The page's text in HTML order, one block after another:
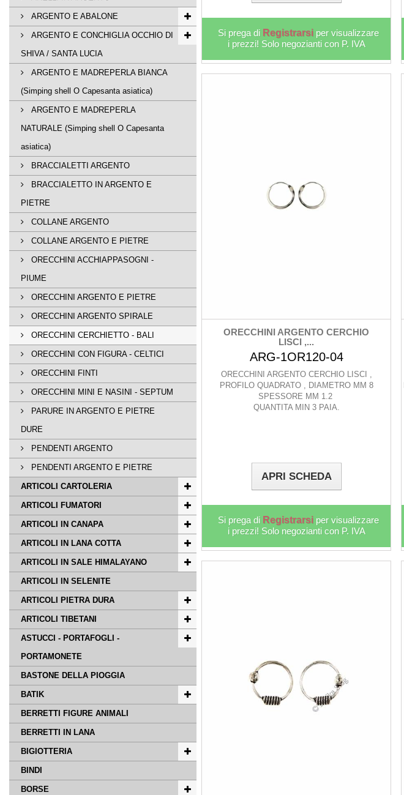
ARGENTO E ABALONE
ARGENTO E CONCHIGLIA OCCHIO DI
SHIVA / SANTA LUCIA
ARGENTO E MADREPERLA BIANCA
(Simping shell O Capesanta asiatica)
ARGENTO E MADREPERLA
NATURALE (Simping shell O Capesanta
asiatica)
BRACCIALETTI ARGENTO
BRACCIALETTO IN ARGENTO E
PIETRE
COLLANE ARGENTO
COLLANE ARGENTO E PIETRE
ORECCHINI ACCHIAPPASOGNI -
PIUME
ORECCHINI ARGENTO E PIETRE
ORECCHINI ARGENTO SPIRALE
ORECCHINI CERCHIETTO - BALI
ORECCHINI CON FIGURA - CELTICI
ORECCHINI FINTI
ORECCHINI MINI E NASINI - SEPTUM
PARURE IN ARGENTO E PIETRE
DURE
PENDENTI ARGENTO
PENDENTI ARGENTO E PIETRE
ARTICOLI CARTOLERIA
ARTICOLI FUMATORI
ARTICOLI IN CANAPA
ARTICOLI IN LANA COTTA
ARTICOLI IN SALE HIMALAYANO
ARTICOLI IN SELENITE
ARTICOLI PIETRA DURA
ARTICOLI TIBETANI
ASTUCCI - PORTAFOGLI -
PORTAMONETE
BASTONE DELLA PIOGGIA
BATIK
BERRETTI FIGURE ANIMALI
BERRETTI IN LANA
BIGIOTTERIA
BINDI
BORSE
Si prega di Registrarsi per visualizzare
i prezzi! Solo negozianti con P. IVA
ORECCHINI ARGENTO CERCHIO
LISCI ,...
ARG-1OR120-04
ORECCHINI ARGENTO CERCHIO LISCI ,
PROFILO QUADRATO , DIAMETRO MM 8
SPESSORE MM 1.2
QUANTITA MIN 3 PAIA.
APRI SCHEDA
Si prega di Registrarsi per visualizzare
i prezzi! Solo negozianti con P. IVA